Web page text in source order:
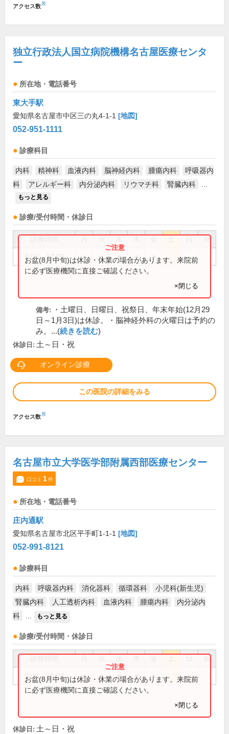
アクセス数※
独立行政法人国立病院機構名古屋医療センタ
ー
所在地・電話番号
東大手駅
愛知県名古屋市中区三の丸4-1-1 [地図]
052-951-1111
診療科目
内科 精神科 血液内科 脳神経内科 腫瘍内科
呼吸器内
科
アレルギー科 内分泌内科 リウマチ科 腎臓内科
もっと見る
診療/受付時間・休診日
祝
9:00～17:00 ● ● ● ● ●
お盆(8月中旬)は休診・休業の場合があります。来院前
に必ず医療機関に直接ご確認ください。
×閉じる
備考:
・土曜日、日曜日、祝祭日、年末年始(12月29
日～1月3日)は休診。・脳神経外科の火曜日は予約の
み。...(続きを読む)
休診日: 土～日・祝
オンライン診療
この医院の詳細をみる
アクセス数※
名古屋市立大学医学部附属西部医療センター
口コミ 1件
所在地・電話番号
庄内通駅
愛知県名古屋市北区平手町1-1-1 [地図]
052-991-8121
診療科目
内科 呼吸器内科 消化器科 循環器科
小児科(新生児)
腎臓内科
人工透析内科 血液内科 腫瘍内科
内分泌内
科
もっと見る
診療/受付時間・休診日
祝
9:00～16:00 ● ● ● ● ●
お盆(8月中旬)は休診・休業の場合があります。来院前
に必ず医療機関に直接ご確認ください。
×閉じる
休診日: 土～日・祝